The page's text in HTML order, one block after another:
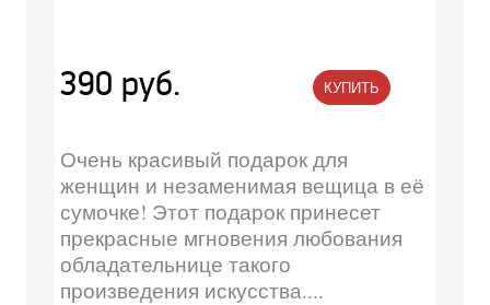
390 руб. КУПИТЬ
Очень красивый подарок для
женщин и незаменимая вещица в её
сумочке! Этот подарок принесет
прекрасные мгновения любования
обладательнице такого
произведения искусства....